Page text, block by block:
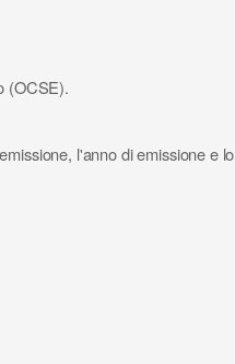
(OCSE).
l'anno di emissione e lo